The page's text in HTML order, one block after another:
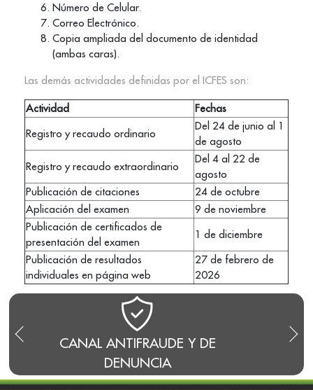
Y DE
BLOG DEL RECTOR
Número de Celular.
Correo Electrónico.
Copia ampliada del documento de identidad
(ambas caras).
Las demás actividades definidas por el ICFES son:
Actividad
Fechas
Registro y recaudo ordinario
Del 24 de junio al 1
de agosto
Registro y recaudo extraordinario
Del 4 al 22 de
agosto
Publicación de citaciones
24 de octubre
Aplicación del examen
9 de noviembre
Publicación de certificados de
presentación del examen
1 de diciembre
Publicación de resultados
individuales en página web
27 de febrero de
2026